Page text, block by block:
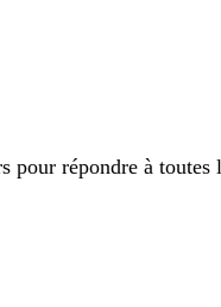
répondre à toutes